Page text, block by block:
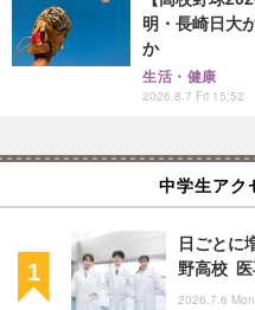
明・長崎日大
か
生活・健康
2026.8.7 Fri 15:52
中学生アク
日ごとに
野高校 医
2026.7.6